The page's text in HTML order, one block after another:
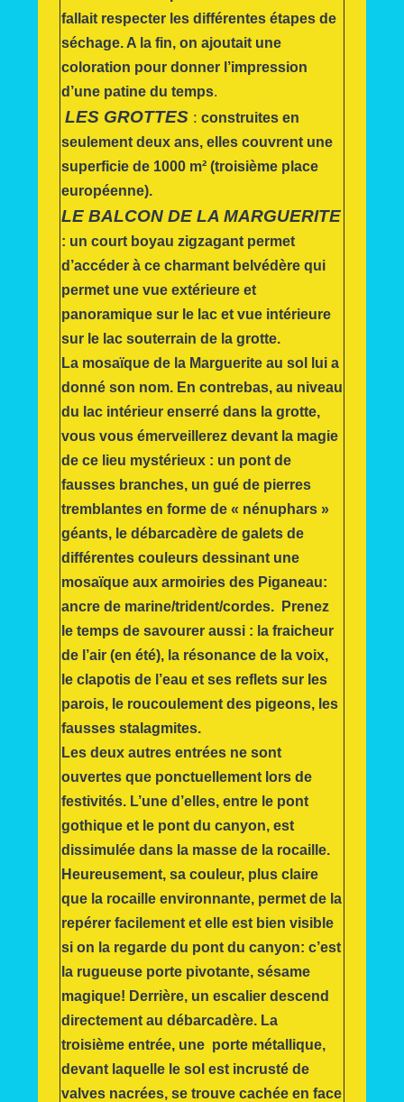
fallait respecter les différentes étapes de
séchage. A la fin, on ajoutait une
coloration pour donner l’impression
d’une patine du temps.
LES GROTTES: construites en
seulement deux ans, elles couvrent une
superficie de 1000 m² (troisième place
européenne).
LE BALCON DE LA MARGUERITE
: un court boyau zigzagant permet
d’accéder à ce charmant belvédère qui
permet une vue extérieure et
panoramique sur le lac et vue intérieure
sur le lac souterrain de la grotte.
La mosaïque de la Marguerite au sol lui a
donné son nom. En contrebas, au niveau
du lac intérieur enserré dans la grotte,
vous vous émerveillerez devant la magie
de ce lieu mystérieux : un pont de
fausses branches, un gué de pierres
tremblantes en forme de « nénuphars »
géants, le débarcadère de galets de
différentes couleurs dessinant une
mosaïque aux armoiries des Piganeau:
ancre de marine/trident/cordes. Prenez
le temps de savourer aussi : la fraicheur
de l’air (en été), la résonance de la voix,
le clapotis de l’eau et ses reflets sur les
parois, le roucoulement des pigeons, les
fausses stalagmites.
Les deux autres entrées ne sont
ouvertes que ponctuellement lors de
festivités. L’une d’elles, entre le pont
gothique et le pont du canyon, est
dissimulée dans la masse de la rocaille.
Heureusement, sa couleur, plus claire
que la rocaille environnante, permet de la
repérer facilement et elle est bien visible
si on la regarde du pont du canyon: c’est
la rugueuse porte pivotante, sésame
magique! Derrière, un escalier descend
directement au débarcadère. La
troisième entrée, une porte métallique,
devant laquelle le sol est incrusté de
valves nacrées, se trouve cachée en face